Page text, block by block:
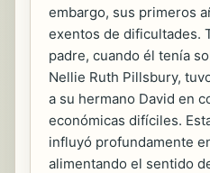
embargo, sus primeros
exentos de dificultades.
padre, cuando él tenía
Nellie Ruth Pillsbury,
a su hermano David en
económicas difíciles.
influyó profundamente
alimentando el sentido